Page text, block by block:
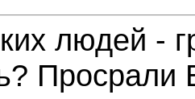
людей -
Просрали